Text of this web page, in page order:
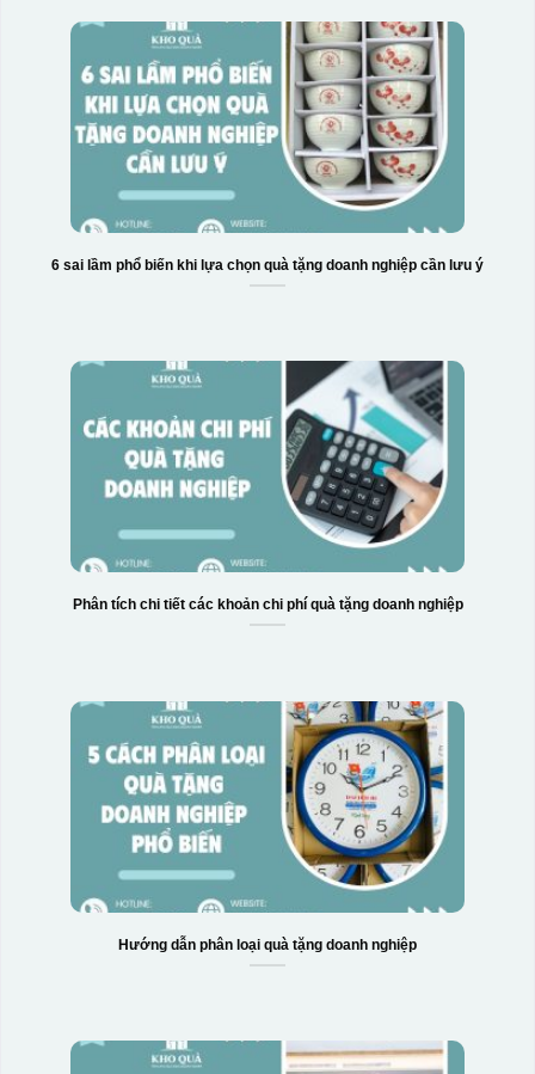
6 sai lầm phổ biến khi lựa chọn quà tặng doanh nghiệp cần lưu ý
Phân tích chi tiết các khoản chi phí quà tặng doanh nghiệp
Hướng dẫn phân loại quà tặng doanh nghiệp